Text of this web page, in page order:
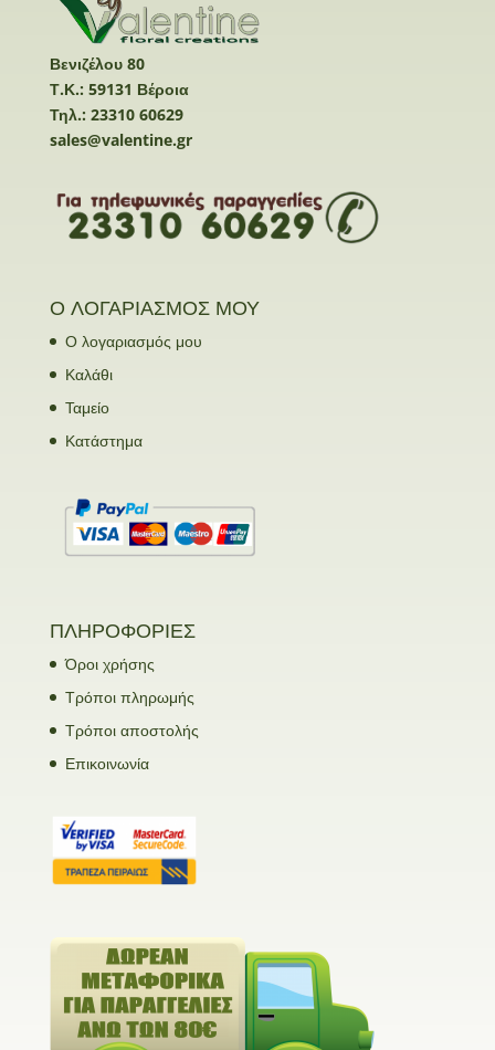
Βενιζέλου 80
Τ.Κ.: 59131 Βέροια
Τηλ.: 23310 60629
sales@valentine.gr
Ο ΛΟΓΑΡΙΑΣΜΟΣ ΜΟΥ
Ο λογαριασμός μου
Καλάθι
Ταμείο
Κατάστημα
ΠΛΗΡΟΦΟΡΙΕΣ
Όροι χρήσης
Τρόποι πληρωμής
Τρόποι αποστολής
Επικοινωνία